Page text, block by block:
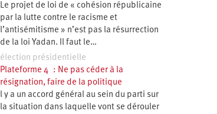
Le projet de loi de « cohésion républicaine
par la lutte contre le racisme et
l’antisémitisme » n’est pas la résurrection
de la loi Yadan. Il faut le…
élection présidentielle
Plateforme 4 : Ne pas céder à la
résignation, faire de la politique
l y a un accord général au sein du parti sur
la situation dans laquelle vont se dérouler